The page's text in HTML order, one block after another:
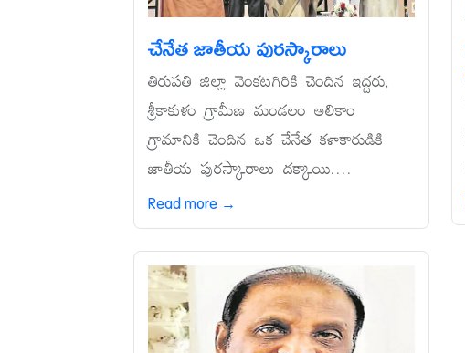
చేనేత జాతీయ పురస్కారాలు
తిరుపతి జిల్లా వెంకటగిరికి చెందిన ఇద్దరు,
శ్రీకాకుళం గ్రామీణ మండలం అలికాం
గ్రామానికి చెందిన ఒక చేనేత కళాకారుడికి
జాతీయ పురస్కారాలు దక్కాయి....
Read more →